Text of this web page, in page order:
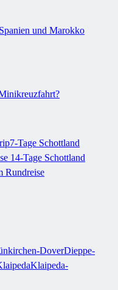
Spanien und Marokko
7-Tage Schottland
14-Tage Schottland
Rundreise
DoverDieppe-
Klaipeda-